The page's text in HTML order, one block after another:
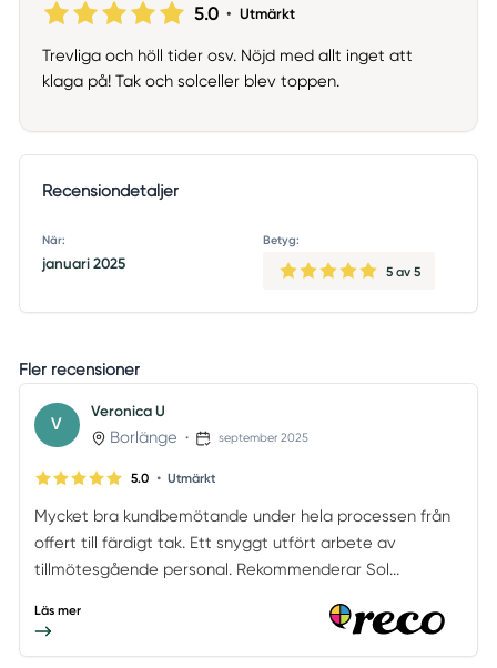
5.0 • Utmärkt
Trevliga och höll tider osv. Nöjd med allt inget att
klaga på! Tak och solceller blev toppen.
Recensiondetaljer
När:
januari 2025
Betyg:
5 av 5
Fler recensioner
V
Veronica U
Borlänge • september 2025
5.0 • Utmärkt
Mycket bra kundbemötande under hela processen från
offert till färdigt tak. Ett snyggt utfört arbete av
tillmötesgående personal. Rekommenderar Sol...
Läs mer